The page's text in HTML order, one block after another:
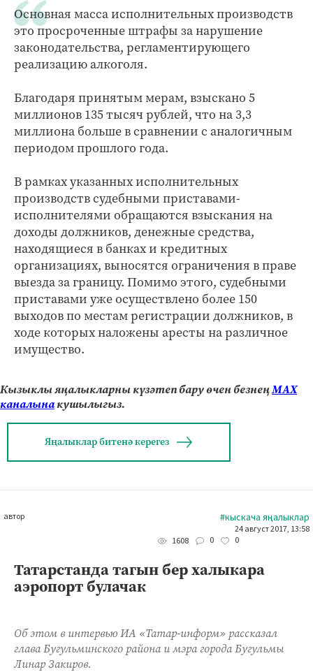
Основная масса исполнительных производств
это просроченные штрафы за нарушение
законодательства, регламентирующего
реализацию алкоголя.
Благодаря принятым мерам, взыскано 5
миллионов 135 тысяч рублей, что на 3,3
миллиона больше в сравнении с аналогичным
периодом прошлого года.
В рамках указанных исполнительных
производств судебными приставами-
исполнителями обращаются взыскания на
доходы должников, денежные средства,
находящиеся в банках и кредитных
организациях, выносятся ограничения в праве
выезда за границу. Помимо этого, судебными
приставами уже осуществлено более 150
выходов по местам регистрации должников, в
ходе которых наложены аресты на различное
имущество.
Кызыклы яңалыкларны күзәтеп бару өчен безнеңМАХ
каналынакушылыгыз.
Яңалыклар битенә керегез
автор #кыскача яңалыклар
24 август 2017, 13:58
1608
0 0
Татарстанда тагын бер халыкара
аэропорт булачак
Об этом в интервью ИА «Татар-информ» рассказал
глава Бугульминского района и мэра города Бугульмы
Линар Закиров.